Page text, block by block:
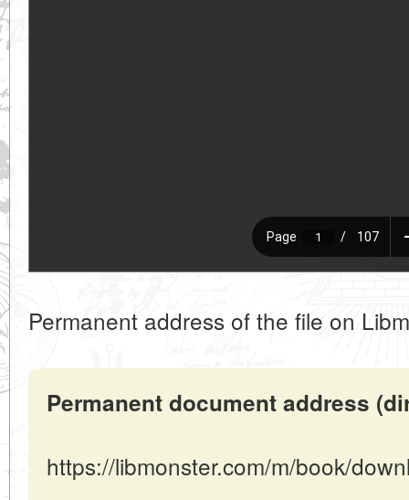
Permanent address of the file on
Permanent document address
https://libmonster.com/m/book/